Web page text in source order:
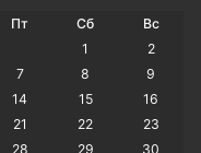
Пт Сб
Вс
1
2
7 8
9
14 15
16
21 22
23
28 29 30